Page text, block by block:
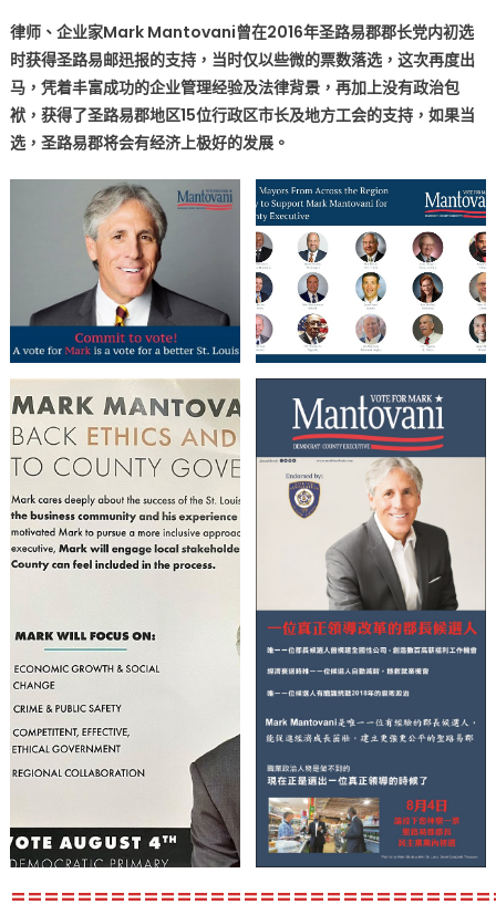
长
支
持〉
中
律师、企业家Mark Mantovani曾在2016年圣路易郡郡长党内初选
时获得圣路易邮迅报的支持，当时仅以些微的票数落选，这次再度出
马，凭着丰富成功的企业管理经验及法律背景，再加上没有政治包
袱，获得了圣路易郡地区15位行政区市长及地方工会的支持，如果当
选，圣路易郡将会有经济上极好的发展。